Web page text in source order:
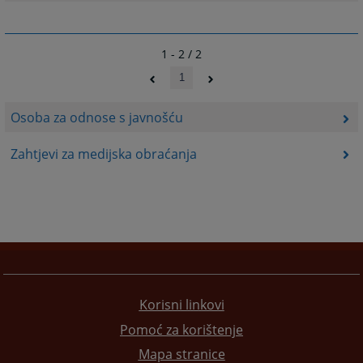
Osoba za odnose s javnošću
Zahtjevi za medijska obraćanja
1 - 2 / 2
1
Korisni linkovi
Pomoć za korištenje
Mapa stranice